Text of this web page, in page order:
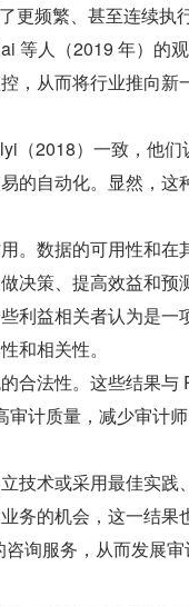
更频繁、甚至连续执
等人（2019 年）的
，从而将行业推向新
（2018）一致，他们
的自动化。显然，这
。数据的可用性和在
决策、提高效益和预
利益相关者认为是一
和相关性。
合法性。这些结果与
审计质量，减少审计
技术或采用最佳实践
务的机会，这一结果
询服务，从而发展